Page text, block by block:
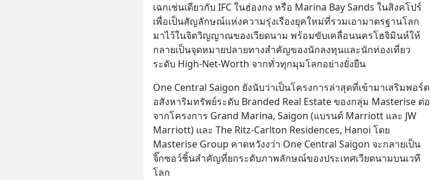
เฉกเช่นเดียวกับ IFC ในฮ่องกง หรือ Marina Bay Sands ในสิงคโปร์
เพื่อเป็นสัญลักษณ์แห่งความรุ่งเรืองยุคใหม่ที่รวมเอามาตรฐานโลก
มาไว้ในจิตวิญญาณของเวียดนาม พร้อมขับเคลื่อนนครโฮจิมินห์ให้
กลายเป็นจุดหมายปลายทางสำคัญของนักลงทุนและนักท่องเที่ยว
ระดับ High-Net-Worth จากทั่วทุกมุมโลกอย่างยั่งยืน
One Central Saigon ยังนับว่าเป็นโครงการล่าสุดที่เข้ามาเสริมพอร์ต
อสังหาริมทรัพย์ระดับ Branded Real Estate ของกลุ่ม Masterise ต่อ
จากโครงการ Grand Marina, Saigon (แบรนด์ Marriott และ JW
Marriott) และ The Ritz-Carlton Residences, Hanoi โดย
Masterise Group คาดหวังงว่า One Central Saigon จะกลายเป็น
จิ๊กซอว์ชิ้นสำคัญที่ยกระดับภาพลักษณ์ของประเทศเวียดนามบนเวที
โลก